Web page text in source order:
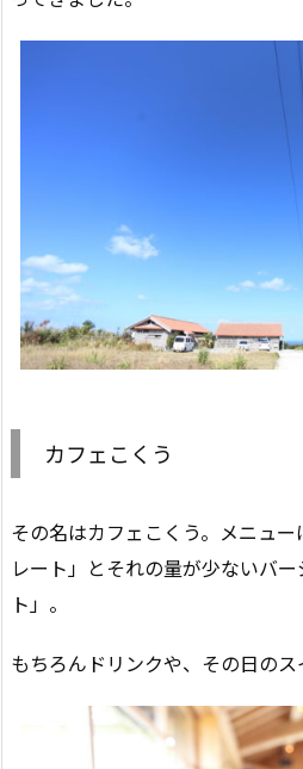
カフェこくう
その名はカフェこくう。メニュ
レート」とそれの量が少ないバ
ト」。
もちろんドリンクや、その日のス